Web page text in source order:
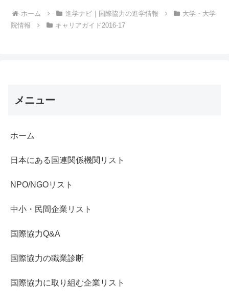
ホーム 進学ナビ｜国際協力の進学情報
大学・大学
院情報
キャリアガイド2016-17
メニュー
ホーム
日本にある国連関係機関リスト
NPO/NGOリスト
中小・民間企業リスト
国際協力Q&A
国際協力の職業診断
国際協力に取り組む企業リスト